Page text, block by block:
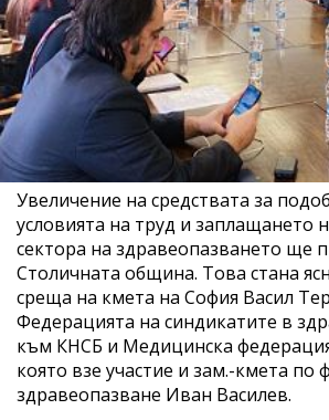
Увеличение на средствата за
условията на труд и заплащането
сектора на здравеопазването ще
Столичната община. Това стана
среща на кмета на София Васил
Федерацията на синдикатите в
към КНСБ и Медицинска
която взе участие и зам.-кмета по
здравеопазване Иван Василев.